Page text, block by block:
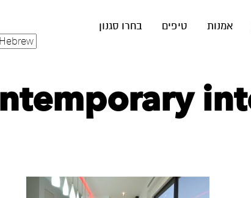
אמנות טיפים
בחרו סגנון